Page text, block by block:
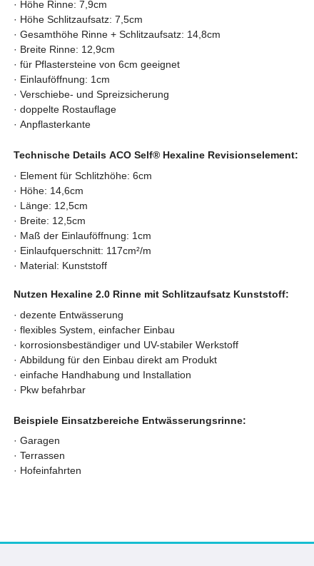
· Höhe Rinne: 7,9cm
· Höhe Schlitzaufsatz: 7,5cm
· Gesamthöhe Rinne + Schlitzaufsatz: 14,8cm
· Breite Rinne: 12,9cm
· für Pflastersteine von 6cm geeignet
· Einlauföffnung: 1cm
· Verschiebe- und Spreizsicherung
· doppelte Rostauflage
· Anpflasterkante
Technische Details ACO Self® Hexaline Revisionselement:
· Element für Schlitzhöhe: 6cm
· Höhe: 14,6cm
· Länge: 12,5cm
· Breite: 12,5cm
· Maß der Einlauföffnung: 1cm
· Einlaufquerschnitt: 117cm²/m
· Material: Kunststoff
Nutzen Hexaline 2.0 Rinne mit Schlitzaufsatz Kunststoff:
· dezente Entwässerung
· flexibles System, einfacher Einbau
· korrosionsbeständiger und UV-stabiler Werkstoff
· Abbildung für den Einbau direkt am Produkt
· einfache Handhabung und Installation
· Pkw befahrbar
Beispiele Einsatzbereiche Entwässerungsrinne:
· Garagen
· Terrassen
· Hofeinfahrten